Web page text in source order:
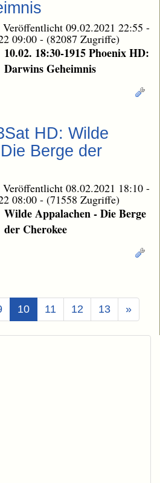
Veröffentlicht 09.02.2021 22:55 -
09:00 - (82087 Zugriffe)
10.02. 18:30-1915 Phoenix HD:
Darwins Geheimnis
HD: Wilde
Berge der
Veröffentlicht 08.02.2021 18:10 -
08:00 - (71558 Zugriffe)
Wilde Appalachen - Die Berge
der Cherokee
10(Aktuell)
11 12 13 »